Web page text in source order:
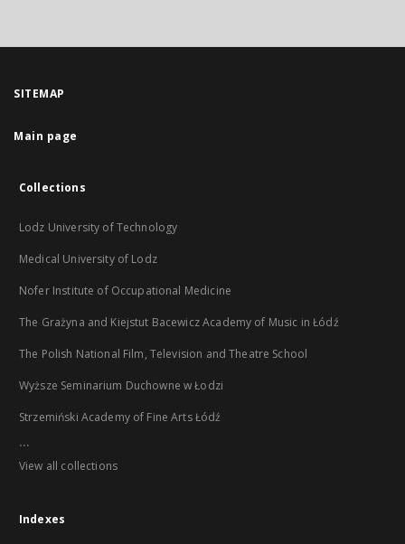
SITEMAP
Main page
Collections
Lodz University of Technology
Medical University of Lodz
Nofer Institute of Occupational Medicine
The Grażyna and Kiejstut Bacewicz Academy of Music in Łódź
The Polish National Film, Television and Theatre School
Wyższe Seminarium Duchowne w Łodzi
Strzemiński Academy of Fine Arts Łódź
...
View all collections
Indexes